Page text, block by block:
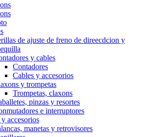
de ajuste de freno de direecdcion y
y cables
Contadores
Cables y accesorios
y trompetas
Trompetas, claxons
pinzas y resortes
e interruptores
accesorios
manetas y retrovisores